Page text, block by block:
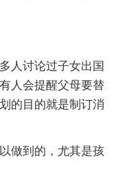
人讨论过子女出国
人会提醒父母要替
的目的就是制订消
做到的，尤其是孩